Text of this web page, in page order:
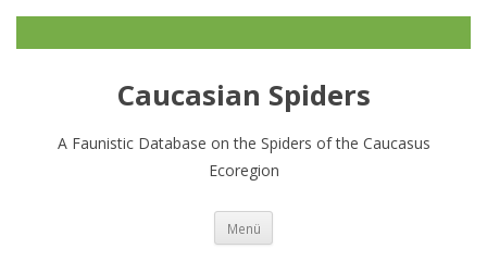
Caucasian Spiders
A Faunistic Database on the Spiders of the Caucasus
Ecoregion
Menü